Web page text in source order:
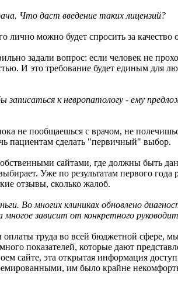
Что даст введение таких лицензий?
лично можно будет спросить за
задали вопрос: если человек не
И это требование будет единым для
к невропатологу - ему
не пообщаешься с врачом, не
пациентам сделать "первичный" выбор.
сайтами, где должны быть
Уже по результатам первого
отзывы, сколько жалоб.
Во многих клиниках обновлено
зависит от конкретного
труда во всей бюджетной сфере,
показателей, которые дают
сайте, эта открытая информация
им было крайне